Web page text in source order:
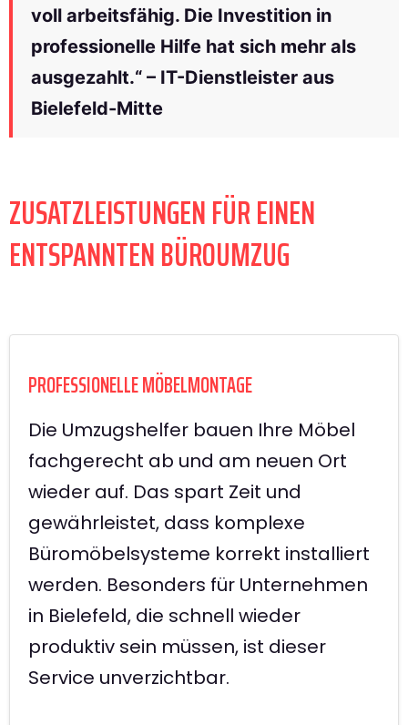
voll arbeitsfähig. Die Investition in
professionelle Hilfe hat sich mehr als
ausgezahlt.“ – IT-Dienstleister aus
Bielefeld-Mitte
ZUSATZLEISTUNGEN FÜR EINEN
ENTSPANNTEN BÜROUMZUG
PROFESSIONELLE MÖBELMONTAGE
Die Umzugshelfer bauen Ihre Möbel
fachgerecht ab und am neuen Ort
wieder auf. Das spart Zeit und
gewährleistet, dass komplexe
Büromöbelsysteme korrekt installiert
werden. Besonders für Unternehmen
in Bielefeld, die schnell wieder
produktiv sein müssen, ist dieser
Service unverzichtbar.